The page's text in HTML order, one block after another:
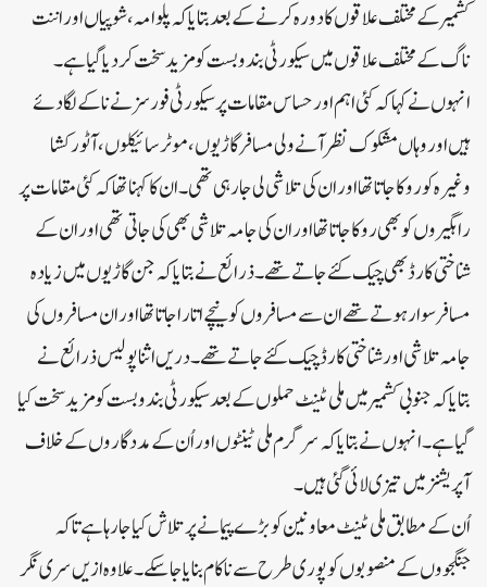
کشمیر کے مختلف علاقوں کا دورہ کرنے کے بعد بتایا کہ پلوامہ، شوپیاں اور اننت
ناگ کے مختلف علاقوں میں سیکورٹی بند وبست کو مزید سخت کر دیا گیا ہے۔
انہوں نے کہا کہ کئی اہم اور حساس مقامات پر سیکورٹی فورسز نے ناکے لگا دئے
ہیں اور وہاں مشکوک نظر آنے ولی مسافر گاڑیوں، موٹر سائیکلوں، آٹو رکشا
وغیرہ کو روکا جاتا تھا اور ان کی تلاشی لی جارہی تھی۔ان کا کہنا تھا کہ کئی مقامات پر
راہگیروں کو بھی روکا جاتا تھا اور ان کی جامہ تلاشی بھی کی جاتی تھی اور ان کے
شناختی کارڈ بھی چیک کئے جاتے تھے۔ذرائع نے بتایا کہ جن گاڑیوں میں زیادہ
مسافر سوار ہوتے تھے ان سے مسافروں کو نیچے اتارا جاتا تھا اور ان مسافروں کی
جامہ تلاشی اور شناختی کارڈ چیک کئے جاتے تھے۔دریں اثنا پولیس ذرائع نے
بتایا کہ جنوبی کشمیر میں ملی ٹینٹ حملوں کے بعد سیکورٹی بندوبست کو مزید سخت کیا
گیا ہے۔انہوں نے بتایا کہ سرگرم ملی ٹینٹوں اور اُن کے مددگاروں کے خلاف
آپریشنز میں تیز ی لائی گئی ہیں ۔
اُن کے مطابق ملی ٹینٹ معاونین کو بڑے پیمانے پر تلاش کیا جارہا ہے تاکہ
جنگجووں کے منصوبوں کو پوری طرح سے ناکام بنایا جاسکے۔علاوہ ازیں سری نگر